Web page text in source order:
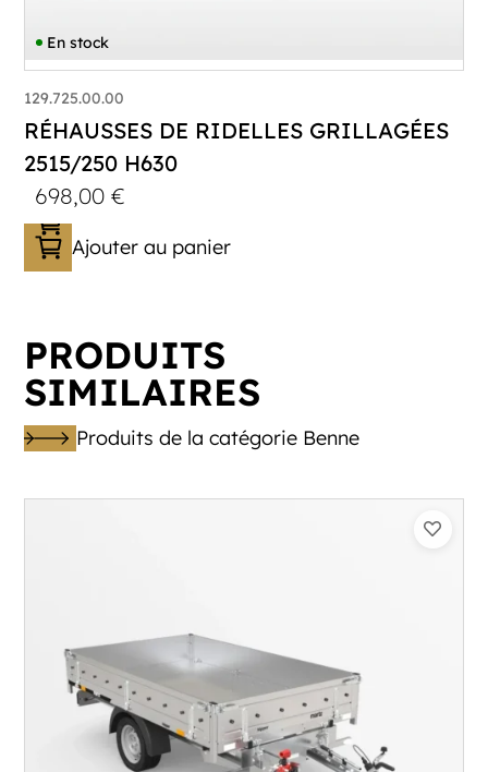
En stock
129.725.00.00
RÉHAUSSES DE RIDELLES GRILLAGÉES
2515/250 H630
698,00€
Ajouter au panier
PRODUITS
SIMILAIRES
Produits de la catégorie Benne